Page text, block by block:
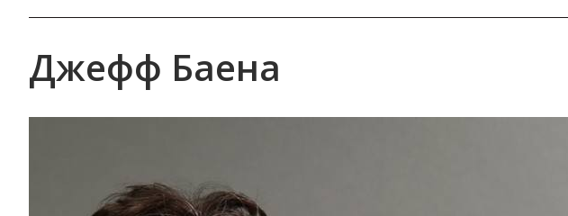
Джефф Баена